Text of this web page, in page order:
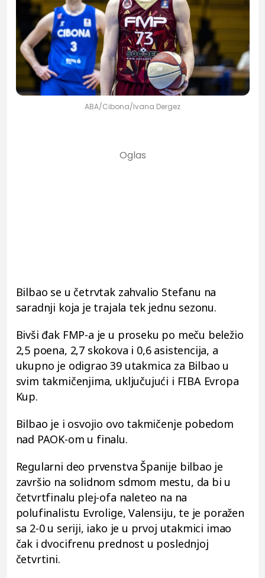
ABA/Cibona/Ivana Dergez
Bilbao se u četrvtak zahvalio Stefanu na
saradnji koja je trajala tek jednu sezonu.
Bivši đak FMP-a je u proseku po meču beležio
2,5 poena, 2,7 skokova i 0,6 asistencija, a
ukupno je odigrao 39 utakmica za Bilbao u
svim takmičenjima, uključujući i FIBA Evropa
Kup.
Bilbao je i osvojio ovo takmičenje pobedom
nad PAOK-om u finalu.
Regularni deo prvenstva Španije bilbao je
završio na solidnom sdmom mestu, da bi u
četvrtfinalu plej-ofa naleteo na na
polufinalistu Evrolige, Valensiju, te je poražen
sa 2-0 u seriji, iako je u prvoj utakmici imao
čak i dvocifrenu prednost u poslednjoj
četvrtini.